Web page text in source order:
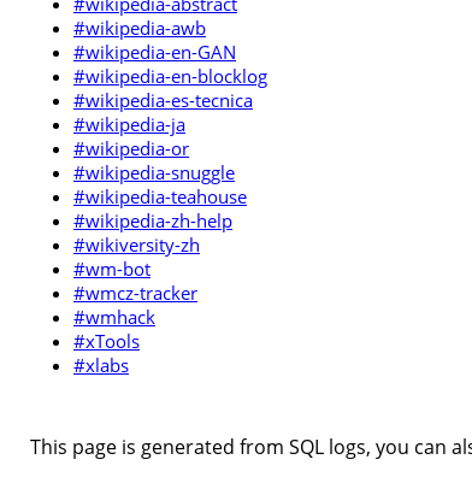
#wikipedia-awb
#wikipedia-en-GAN
#wikipedia-en-blocklog
#wikipedia-es-tecnica
#wikipedia-ja
#wikipedia-or
#wikipedia-snuggle
#wikipedia-teahouse
#wikipedia-zh-help
#wikiversity-zh
#wm-bot
#wmcz-tracker
#wmhack
#xTools
#xlabs
This page is generated from SQL logs, you can